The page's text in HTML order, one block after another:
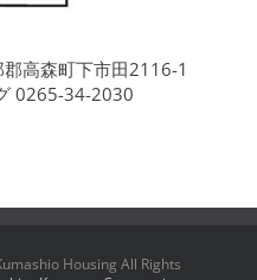
高森町下市田2116-1
0265-34-2030
Housing All Rights